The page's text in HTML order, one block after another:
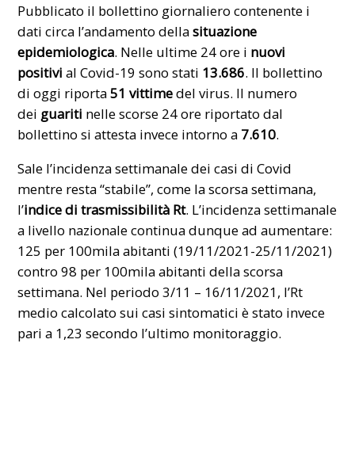
Pubblicato il bollettino giornaliero contenente i
dati circa l’andamento dellasituazione
epidemiologica. Nelle ultime 24 ore i nuovi
positivi al Covid-19 sono stati 13.686. Il bollettino
di oggi riporta51 vittimedel virus. Il numero
dei guariti nelle scorse 24 ore riportato dal
bollettino si attesta invece intorno a 7.610.
Sale l’incidenza settimanale dei casi di Covid
mentre resta “stabile”,come la scorsa settimana,
l’indice di trasmissibilità Rt. L’incidenza settimanale
a livello nazionale continua dunque ad aumentare:
125 per 100mila abitanti (19/11/2021-25/11/2021)
contro 98 per 100mila abitanti della scorsa
settimana. Nel periodo 3/11 – 16/11/2021, l’Rt
medio calcolato sui casi sintomatici è stato invece
pari a 1,23 secondo l’ultimo monitoraggio.